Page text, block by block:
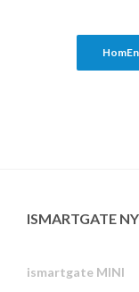
ISMARTGATE
ismartgate MINI